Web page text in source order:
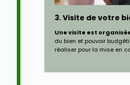
3. Visite de votre
Une visite est
du bien et pouvoir
réaliser pour la mise en